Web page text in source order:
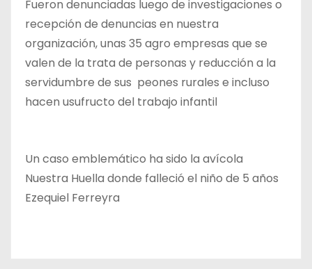
Fueron denunciadas luego de investigaciones o
recepción de denuncias en nuestra
organización, unas 35 agro empresas que se
valen de la trata de personas y reducción a la
servidumbre de sus peones rurales e incluso
hacen usufructo del trabajo infantil
Un caso emblemático ha sido la avícola
Nuestra Huella donde falleció el niño de 5 años
Ezequiel Ferreyra